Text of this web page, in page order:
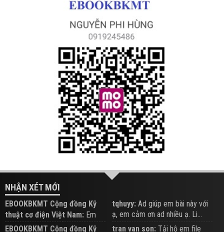
NHẬN XÉT MỚI
EBOOKBKMT Cộng đồng Kỹ
thuật cơ điện Việt Nam: Em
đăng trên Group hỗ trợ nhé
tqhuyy: Ad giúp em bài này với
ạ, em cảm ơn ad nhiều ạ. Li...
EBOOKBKMT Cộng đồng Kỹ
tran van son: Tải hộ em file